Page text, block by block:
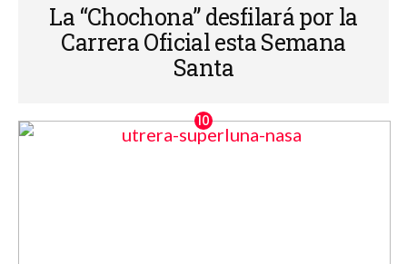
La “Chochona” desfilará por la
Carrera Oficial esta Semana
Santa